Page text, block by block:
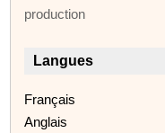
production
Langues
Français
Anglais